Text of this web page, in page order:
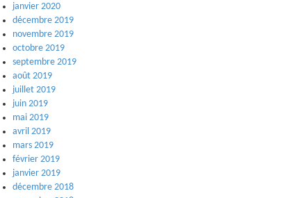
janvier 2020
décembre 2019
novembre 2019
octobre 2019
septembre 2019
août 2019
juillet 2019
juin 2019
mai 2019
avril 2019
mars 2019
février 2019
janvier 2019
décembre 2018